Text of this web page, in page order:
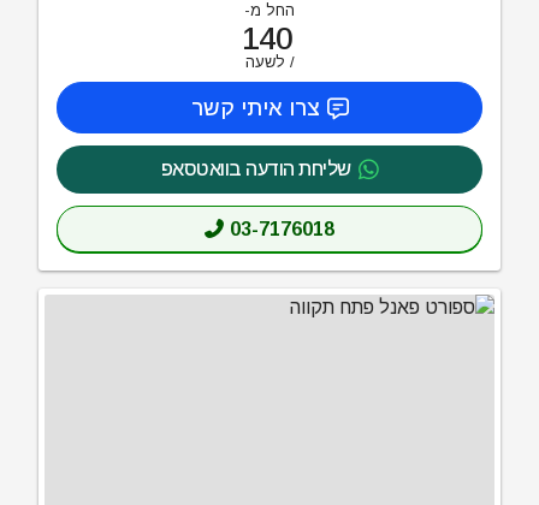
החל מ-
140
לשעה
צרו איתי קשר
שליחת הודעה בוואטסאפ
03-7176018